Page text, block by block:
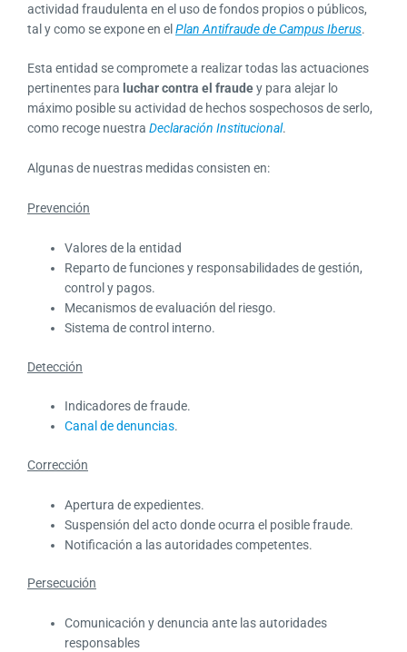
actividad fraudulenta en el uso de fondos propios o públicos,
tal y como se expone en elPlan Antifraude de Campus Iberus.
Esta entidad se compromete a realizar todas las actuaciones
pertinentes para luchar contra el fraudey para alejar lo
máximo posible su actividad de hechos sospechosos de serlo,
como recoge nuestra Declaración Institucional.
Algunas de nuestras medidas consisten en:
Prevención
Valores de la entidad
Reparto de funciones y responsabilidades de gestión,
control y pagos.
Mecanismos de evaluación del riesgo.
Sistema de control interno.
Detección
Indicadores de fraude.
Canal de denuncias.
Corrección
Apertura de expedientes.
Suspensión del acto donde ocurra el posible fraude.
Notificación a las autoridades competentes.
Persecución
Comunicación y denuncia ante las autoridades
responsables